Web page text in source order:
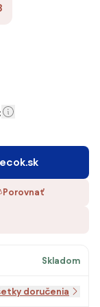
Porovnať
Skladom
doručenia